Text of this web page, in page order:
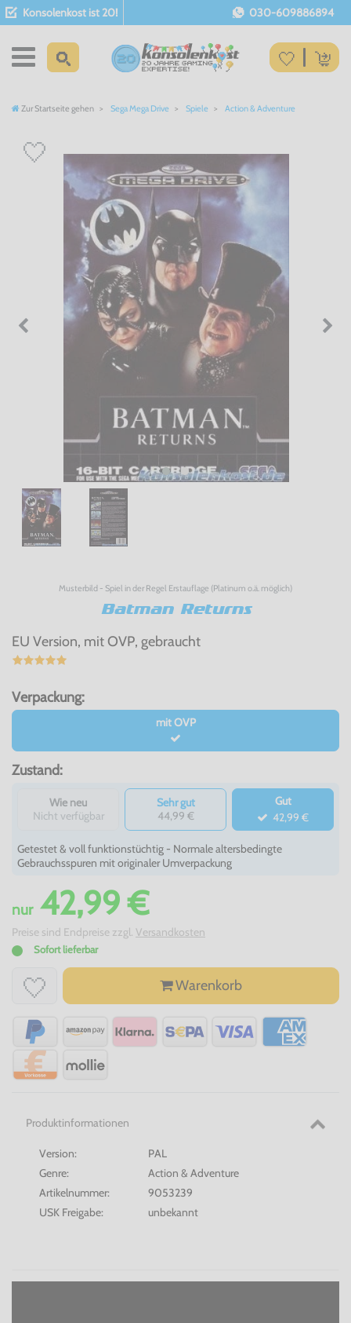
Konsolenkost ist 20! 030-609886894
Zur Startseite gehen Sega Mega Drive Spiele Action & Adventure
Musterbild - Spiel in der Regel Erstauflage (Platinum o.ä. möglich)
Batman Returns
EU Version, mit OVP, gebraucht
Verpackung:
mit OVP
Zustand:
Wie neu
Nicht verfügbar
Sehr gut
44,99 €
Gut
42,99 €
Getestet & voll funktionstüchtig - Normale altersbedingte
Gebrauchsspuren mit originaler Umverpackung
nur42,99 €
Preise sind Endpreise zzgl. Versandkosten
Sofort lieferbar
Warenkorb
Produktinformationen
Version:
PAL
Genre:
Action & Adventure
Artikelnummer:
9053239
USK Freigabe:
unbekannt